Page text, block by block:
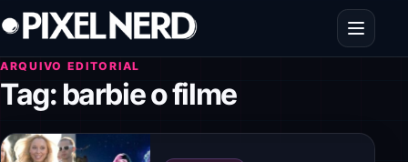
Pular para o conteúdo
Abrir
ARQUIVO EDITORIAL
Tag: barbie o filme